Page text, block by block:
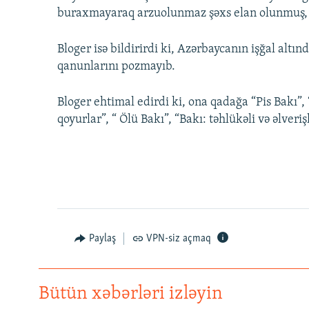
buraxmayaraq arzuolunmaz şəxs elan
Bloger isə bildirirdi ki, Azərbaycanın işğal
qanunlarını pozmayıb.
Bloger ehtimal edirdi ki, ona qadağa “Pis
qoyurlar”, “ Ölü Bakı”, “Bakı: təhlükəli və
Paylaş VPN-siz açmaq
Bütün xəbərləri izləyin